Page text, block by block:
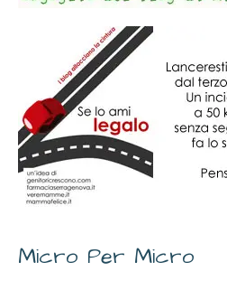
Micro Per Micro